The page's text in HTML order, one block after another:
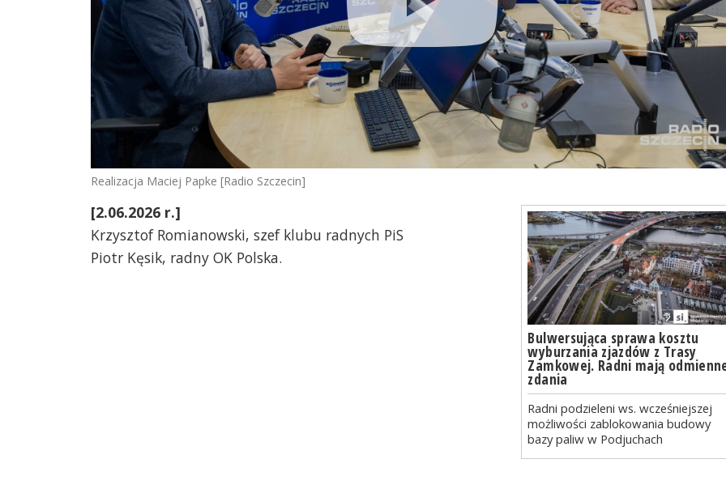
Realizacja Maciej Papke [Radio Szczecin]
Bulwersująca sprawa kosztu
wyburzania zjazdów z Trasy
Zamkowej. Radni mają
zdania
Radni podzieleni ws. wcześniejszej
możliwości zablokowania budowy
bazy paliw w Podjuchach
[2.06.2026 r.]
Krzysztof Romianowski, szef klubu radnych PiS
Piotr Kęsik, radny OK Polska.